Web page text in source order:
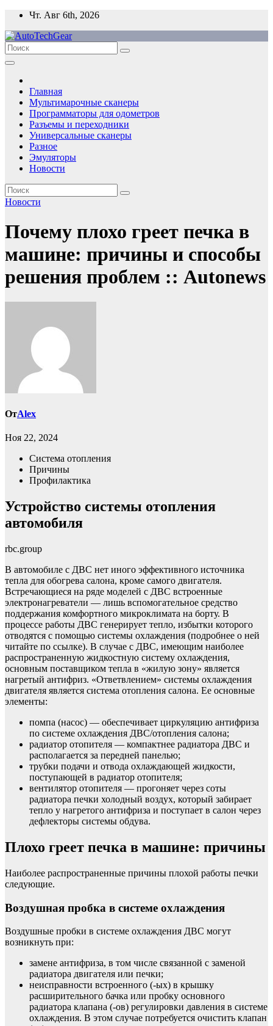
Перейти
содержимому
Чт. Авг 6th, 2026
Главная
Мультимарочные сканеры
Программаторы для одометров
Разъемы и переходники
Универсальные сканеры
Разное
Эмуляторы
Новости
Новости
Почему плохо греет печка в
машине: причины и способы
решения проблем :: Autonews
ОтAlex
Ноя 22, 2024
Система отопления
Причины
Профилактика
Устройство системы отопления
автомобиля
rbc.group
В автомобиле с ДВС нет иного эффективного источника
тепла для обогрева салона, кроме самого двигателя.
Встречающиеся на ряде моделей с ДВС встроенные
электронагреватели — лишь вспомогательное средство
поддержания комфортного микроклимата на борту. В
процессе работы ДВС генерирует тепло, избытки которого
отводятся с помощью системы охлаждения (подробнее о ней
читайте по ссылке). В случае с ДВС, имеющим наиболее
распространенную жидкостную систему охлаждения,
основным поставщиком тепла в «жилую зону» является
нагретый антифриз. «Ответвлением» системы охлаждения
двигателя является система отопления салона. Ее основные
элементы:
помпа (насос) — обеспечивает циркуляцию антифриза
по системе охлаждения ДВС/отопления салона;
радиатор отопителя — компактнее радиатора ДВС и
располагается за передней панелью;
трубки подачи и отвода охлаждающей жидкости,
поступающей в радиатор отопителя;
вентилятор отопителя — прогоняет через соты
радиатора печки холодный воздух, который забирает
тепло у нагретого антифриза и поступает в салон через
дефлекторы системы обдува.
Плохо греет печка в машине: причины
Наиболее распространенные причины плохой работы печки
следующие.
Воздушная пробка в системе охлаждения
Воздушные пробки в системе охлаждения ДВС могут
возникнуть при:
замене антифриза, в том числе связанной с заменой
радиатора двигателя или печки;
неисправности встроенного (-ых) в крышку
расширительного бачка или пробку основного
радиатора клапана (-ов) регулировки давления в системе
охлаждения. В этом случае потребуется очистить клапан